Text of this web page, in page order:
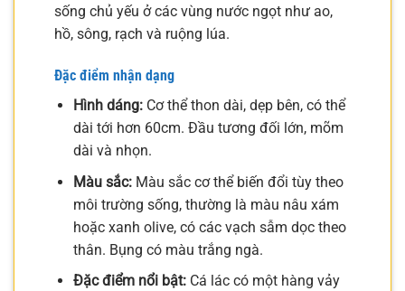
sống chủ yếu ở các vùng nước ngọt như ao,
hồ, sông, rạch và ruộng lúa.
Đặc điểm nhận dạng
Hình dáng:Cơ thể thon dài, dẹp bên, có thể
dài tới hơn 60cm. Đầu tương đối lớn, mõm
dài và nhọn.
Màu sắc:Màu sắc cơ thể biến đổi tùy theo
môi trường sống, thường là màu nâu xám
hoặc xanh olive, có các vạch sẫm dọc theo
thân. Bụng có màu trắng ngà.
Đặc điểm nổi bật:Cá lác có một hàng vảy